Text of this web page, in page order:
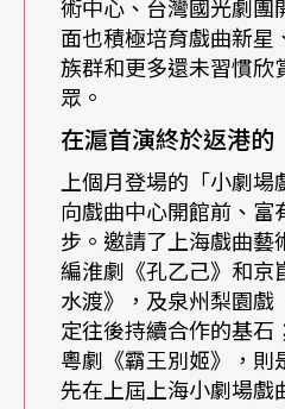
工作坊每日以不同演出為
問和分享。去年的亞維儂
西喜劇院之邀，在教皇宮
受盛讚的《納粹狂魔》The
利導演維斯康堤一九六九
德說，在著手設計之前，
很大，再加上舞台區域後
宮的建築牆壁，遂決定除
外，不使用任何豎立的布
術中心、台灣國光劇團
面也積極培育戲曲新星
族群和更多還未習慣欣
眾。
在滬首演終於返港的
上個月登場的「小劇
向戲曲中心開館前、富
步。邀請了上海戲曲藝
編淮劇《孔乙己》和京
水渡》，及泉州梨園戲
定往後持續合作的基石
粵劇《霸王別姬》，則
先在上屆上海小劇場戲